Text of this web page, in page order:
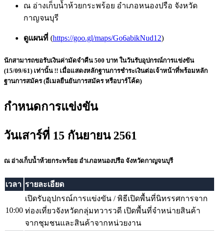
ณ อ่างเก็บน้ำห้วยกระพร้อย อำเภอหนองปรือ จังหวัด
กาญจนบุรี
ดูแผนที่ (https://goo.gl/maps/Go6abikNud12)
นักสามารถขอรับเงินค่ามัดจำคืน 500 บาท ในวันรับอุปกรณ์การแข่งขัน
(15/09/61) เท่านั้น !! เมื่อแสดงหลักฐานการชำระเงินต่อเจ้าหน้าที่พร้อมหลัก
ฐานการสมัคร (อีเมลยืนยันการสมัคร หรือบาร์โค้ด)
กำหนดการแข่งขัน
วันเสาร์ที่ 15 กันยายน 2561
ณ อ่างเก็บน้ำห้วยกระพร้อย อำเภอหนองปรือ จังหวัดกาญจนบุรี
เวลา รายละเอียด
10:00
เปิดรับอุปกรณ์การแข่งขัน / พิธีเปิดพื้นที่นิทรรศการจาก
ท่องเที่ยวจังหวัดกลุ่มทวารวดี เปิดพื้นที่จำหน่ายสินค้า
จากชุมชนและสินค้าจากหน่วยงาน